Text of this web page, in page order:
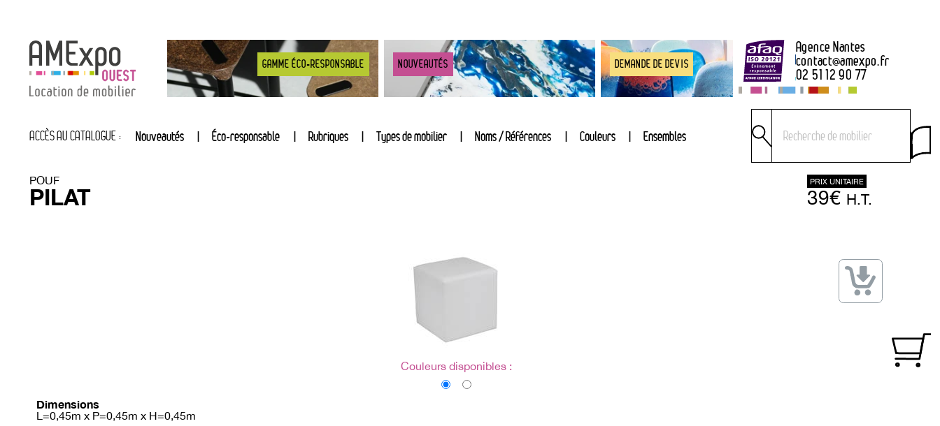
GAMME ÉCO-RESPONSABLE NOUVEAUTÉS DEMANDE DE DEVIS
Agence Nantes
contact@amexpo.fr
02 51 12 90 77
ACCÈS AU CATALOGUE : Nouveautés Éco-responsable Rubriques Types de mobilier Noms / Références Couleurs Ensembles
POUF
PILAT
PRIX UNITAIRE
39€ H.T.
Couleurs disponibles :
Dimensions
L=0,45m x P=0,45m x H=0,45m